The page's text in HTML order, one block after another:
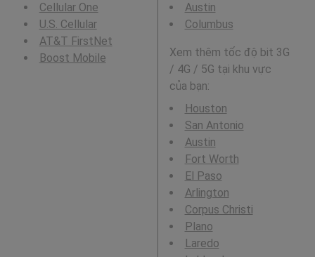
Cellular One
U.S. Cellular
AT&T FirstNet
Boost Mobile
Austin
Columbus
Xem thêm tốc độ bit 3G
/ 4G / 5G tại khu vực
của bạn:
Houston
San Antonio
Austin
Fort Worth
El Paso
Arlington
Corpus Christi
Plano
Laredo